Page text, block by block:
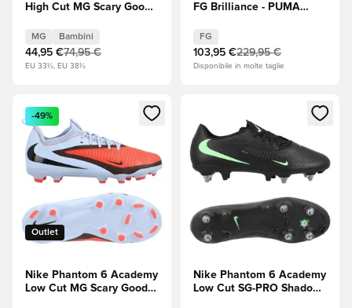
High Cut MG Scary Good -
Crimson (Rosso)/Nero
Bambini
MG Bambini
44,95 €74,95 €
EU 33½, EU 38½
FG Brilliance - PUMA
Apple/Bright Aqua
(Blu)/Magenta puro
EDIZIONE LIMITATA
FG
103,95 €229,95 €
Disponibile in molte taglie
Apre una finestra modale per accedere o registrarsi come
Outlet
-49%
Nike Phantom 6 Academy
Low Cut MG Scary Good -
Apre una finestra modale
Nike Phantom 6 Academy
Low Cut SG-PRO Shadow